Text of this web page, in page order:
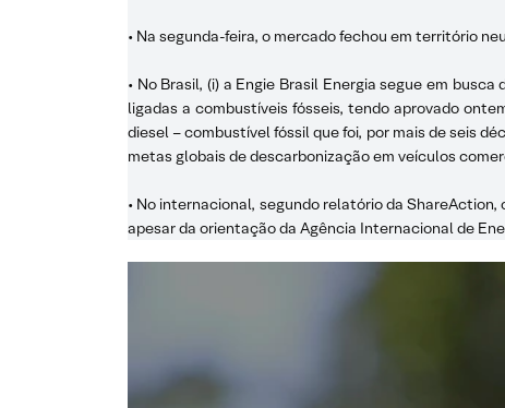
• Na segunda-feira, o mercado fechou em território
• No Brasil, (i) a Engie Brasil Energia segue em
ligadas a combustíveis fósseis, tendo aprovado
diesel – combustível fóssil que foi, por mais de seis
metas globais de descarbonização em veículos
• No internacional, segundo relatório da
apesar da orientação da Agência Internacional de